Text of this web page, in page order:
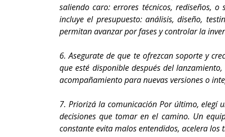
saliendo caro: errores técnicos, rediseños,
incluye el presupuesto: análisis, diseño,
permitan avanzar por fases y controlar la
6. Asegurate de que te ofrezcan soporte y
que esté disponible después del
acompañamiento para nuevas versiones o
7. Priorizá la comunicación Por último, elegí
decisiones que tomar en el camino. Un
constante evita malos entendidos, acelera